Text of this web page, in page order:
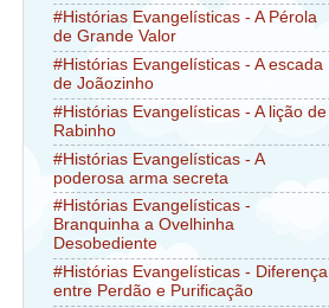
#Histórias Evangelísticas - A Pérola
de Grande Valor
#Histórias Evangelísticas - A escada
de Joãozinho
#Histórias Evangelísticas - A lição de
Rabinho
#Histórias Evangelísticas - A
poderosa arma secreta
#Histórias Evangelísticas -
Branquinha a Ovelhinha
Desobediente
#Histórias Evangelísticas - Diferença
entre Perdão e Purificação